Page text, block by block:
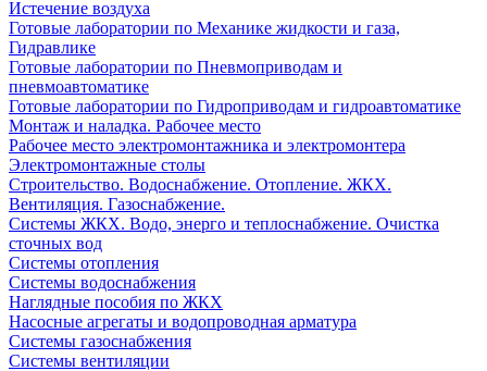
Истечение воздуха
Готовые лаборатории по Механике жидкости и газа,
Гидравлике
Готовые лаборатории по Пневмоприводам и
пневмоавтоматике
Готовые лаборатории по Гидроприводам и гидроавтоматике
Монтаж и наладка. Рабочее место
Рабочее место электромонтажника и электромонтера
Электромонтажные столы
Строительство. Водоснабжение. Отопление. ЖКХ.
Вентиляция. Газоснабжение.
Системы ЖКХ. Водо, энерго и теплоснабжение. Очистка
сточных вод
Системы отопления
Системы водоснабжения
Наглядные пособия по ЖКХ
Насосные агрегаты и водопроводная арматура
Системы газоснабжения
Системы вентиляции